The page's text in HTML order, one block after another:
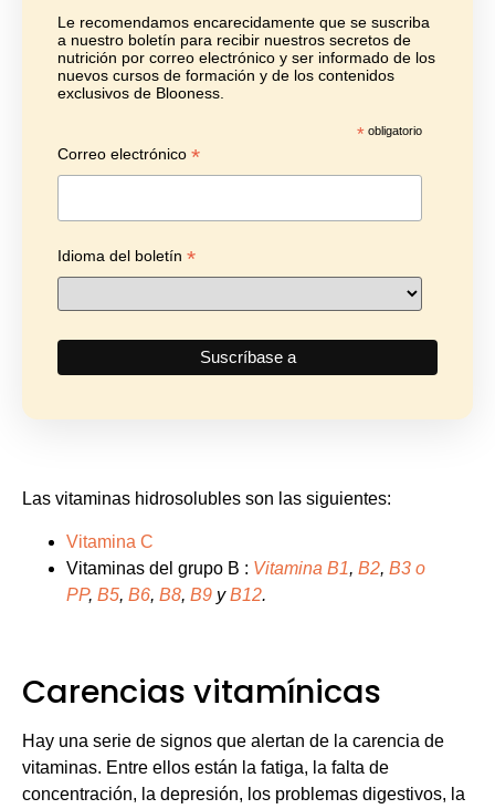
Le recomendamos encarecidamente que se suscriba
a nuestro boletín para recibir nuestros secretos de
nutrición por correo electrónico y ser informado de los
nuevos cursos de formación y de los contenidos
exclusivos de Blooness.
* obligatorio
Correo electrónico *
Idioma del boletín *
Las vitaminas hidrosolubles son las siguientes:
Vitamina C
Vitaminas del grupo B : Vitamina B1, B2, B3 o
PP, B5, B6, B8, B9 yB12.
Carencias vitamínicas
Hay una serie de signos que alertan de la carencia de
vitaminas. Entre ellos están la fatiga, la falta de
concentración, la depresión, los problemas digestivos, la